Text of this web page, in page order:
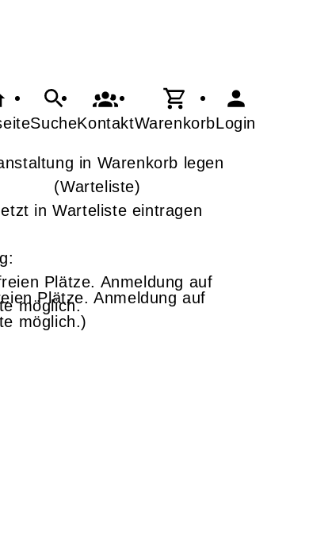
SucheKontaktWarenkorbLogin
in Warenkorb legen
(Warteliste)
in Warteliste eintragen
Plätze. Anmeldung auf
möglich.)